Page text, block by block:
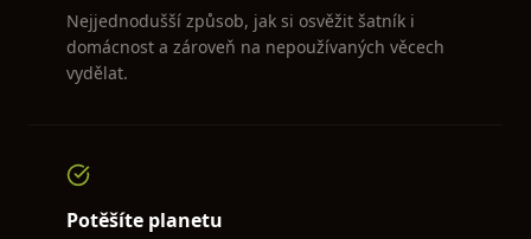
Nejjednodušší způsob, jak si osvěžit šatník i
domácnost a zároveň na nepoužívaných věcech
vydělat.
Potěšíte planetu